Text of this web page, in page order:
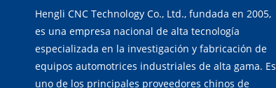
Hengli CNC Technology Co., Ltd., fundada en 2005,
es una empresa nacional de alta tecnología
especializada en la investigación y fabricación de
equipos automotrices industriales de alta gama. Es
uno de los principales proveedores chinos de